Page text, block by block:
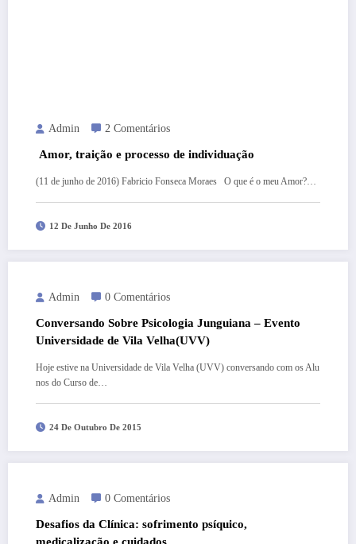
Admin 2 Comentários
Amor, traição e processo de individuação
(11 de junho de 2016) Fabricio Fonseca Moraes O que é o meu Amor?…
12 De Junho De 2016
Admin 0 Comentários
Conversando Sobre Psicologia Junguiana – Evento
Universidade de Vila Velha(UVV)
Hoje estive na Universidade de Vila Velha (UVV) conversando com os Alu
nos do Curso de…
24 De Outubro De 2015
Admin 0 Comentários
Desafios da Clínica: sofrimento psíquico,